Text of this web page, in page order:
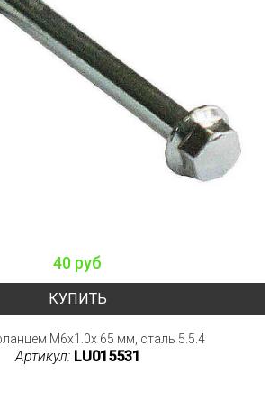
40 руб
КУПИТЬ
M6x1.0x 65 мм, сталь 5.5.4
Артикул: LU015531